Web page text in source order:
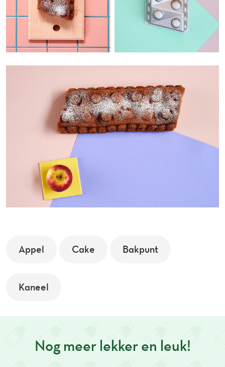
Appel Cake Bakpunt
Kaneel
Nog meer lekker en leuk!